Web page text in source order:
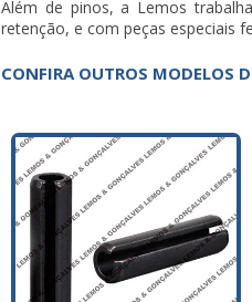
Além de pinos, a Lemos
retenção, e com peças especiais
CONFIRA OUTROS MODELOS